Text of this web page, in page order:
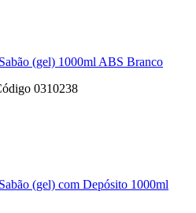
(gel) 1000ml ABS Branco
0310238
(gel) com Depósito 1000ml